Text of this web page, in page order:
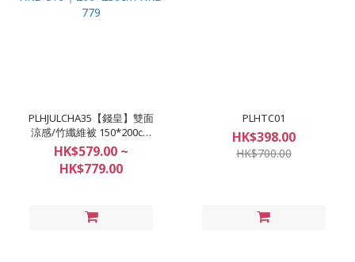
PLHJULCHA35【錢皇】雙面
涼感/竹纖維被 150*200cm
HKD 579｜200*230cm HKD
779
HK$579.00 ~
HK$779.00
PLHTC01
HK$398.00
HK$700.00